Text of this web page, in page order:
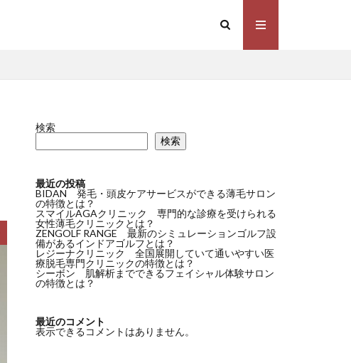
検索
検索
最近の投稿
BIDAN 発毛・頭皮ケアサービスができる薄毛サロン
の特徴とは？
スマイルAGAクリニック 専門的な診療を受けられる
女性薄毛クリニックとは？
ZENGOLF RANGE 最新のシミュレーションゴルフ設
備があるインドアゴルフとは？
レジーナクリニック 全国展開していて通いやすい医
療脱毛専門クリニックの特徴とは？
シーボン 肌解析までできるフェイシャル体験サロン
の特徴とは？
最近のコメント
表示できるコメントはありません。